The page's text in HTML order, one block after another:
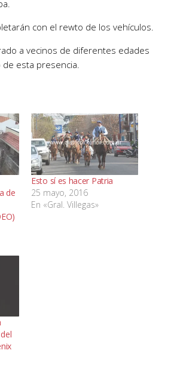
con el rewto de los vehículos.
a vecinos de diferentes edades
esta presencia.
de
Esto sí es hacer Patria
25 mayo, 2016
En «Gral. Villegas»